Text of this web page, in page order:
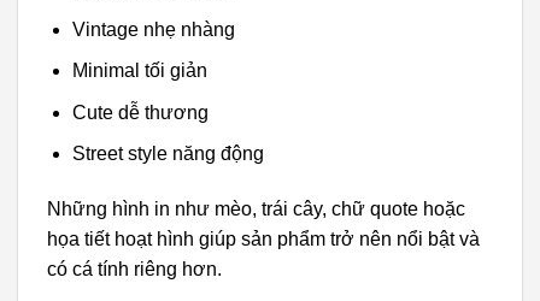
Vintage nhẹ nhàng
Minimal tối giản
Cute dễ thương
Street style năng động
Những hình in như mèo, trái cây, chữ quote hoặc
họa tiết hoạt hình giúp sản phẩm trở nên nổi bật và
có cá tính riêng hơn.